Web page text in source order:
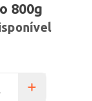
800g